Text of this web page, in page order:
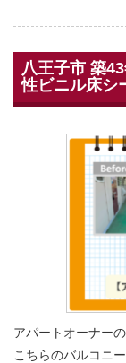
八王子市 築
性ビニル床シ
アパートオーナー
こちらのバルコニ